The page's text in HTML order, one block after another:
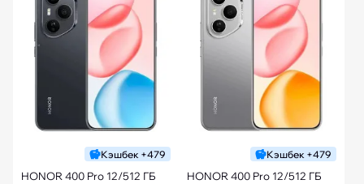
Кэшбек +479
HONOR 400 Pro 12/512 ГБ
Кэшбек +479
HONOR 400 Pro 12/512 ГБ